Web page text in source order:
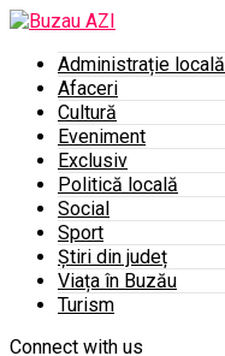
Administrație locală
Afaceri
Cultură
Eveniment
Exclusiv
Politică locală
Social
Sport
Știri din județ
Viața în Buzău
Turism
Connect with us